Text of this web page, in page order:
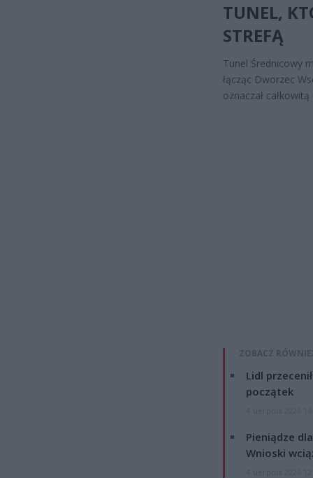
TUNEL,
STREFĄ
Tunel Średnicowy
łącząc Dworzec
oznaczał
ZOBACZ
Lidl
początek
Pieniądze
Wnioski